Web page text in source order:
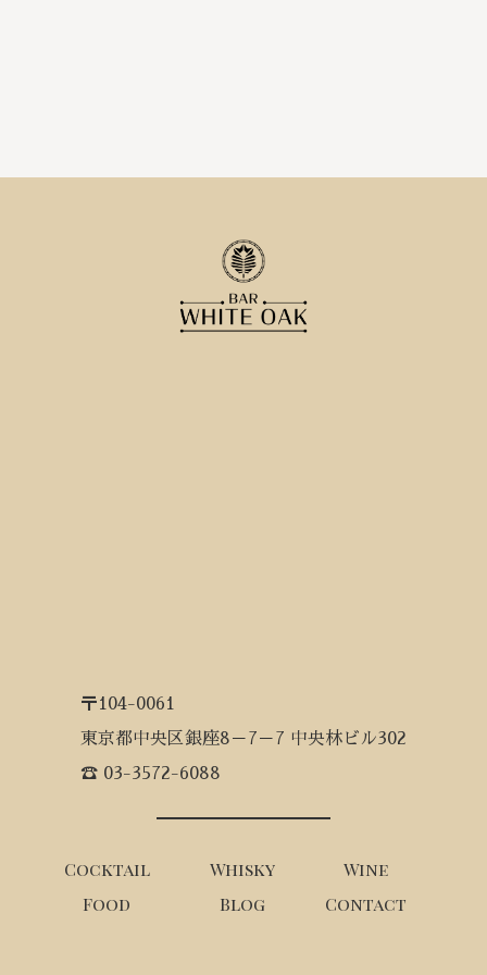
〒104-0061
東京都中央区銀座8－7－7 中央林ビル302
☎ 03-3572-6088
Cocktail Whisky
Wine
Food
Blog Contact